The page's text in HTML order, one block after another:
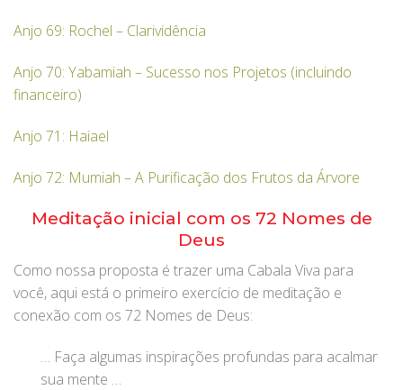
Anjo 69: Rochel – Clarividência
Anjo 70: Yabamiah – Sucesso nos Projetos (incluindo
financeiro)
Anjo 71: Haiael
Anjo 72: Mumiah – A Purificação dos Frutos da Árvore
Meditação inicial com os 72 Nomes de
Deus
Como nossa proposta é trazer uma Cabala Viva para
você, aqui está o primeiro exercício de meditação e
conexão com os 72 Nomes de Deus:
… Faça algumas inspirações profundas para acalmar
sua mente …